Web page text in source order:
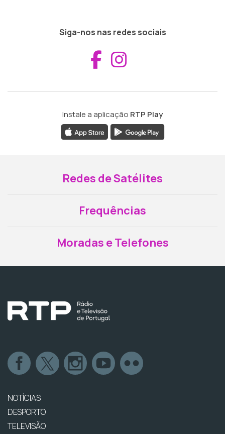
Siga-nos nas redes sociais
Aceder ao
Instale a aplicação RTP Play
Redes de Satélites
Frequências
Moradas e Telefones
NOTÍCIAS
DESPORTO
TELEVISÃO